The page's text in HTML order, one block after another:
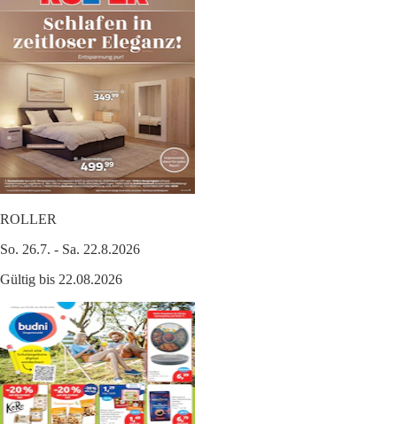
ROLLER
So. 26.7. - Sa. 22.8.2026
Gültig bis 22.08.2026